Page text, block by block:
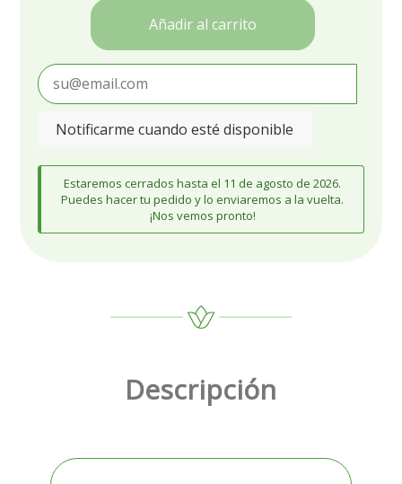
Añadir al carrito
Notificarme cuando esté disponible
Estaremos cerrados hasta el 11 de agosto de 2026.
Puedes hacer tu pedido y lo enviaremos a la vuelta.
¡Nos vemos pronto!
Descripción